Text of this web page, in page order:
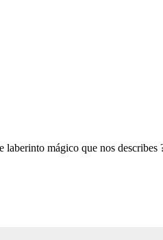
mágico que nos describes